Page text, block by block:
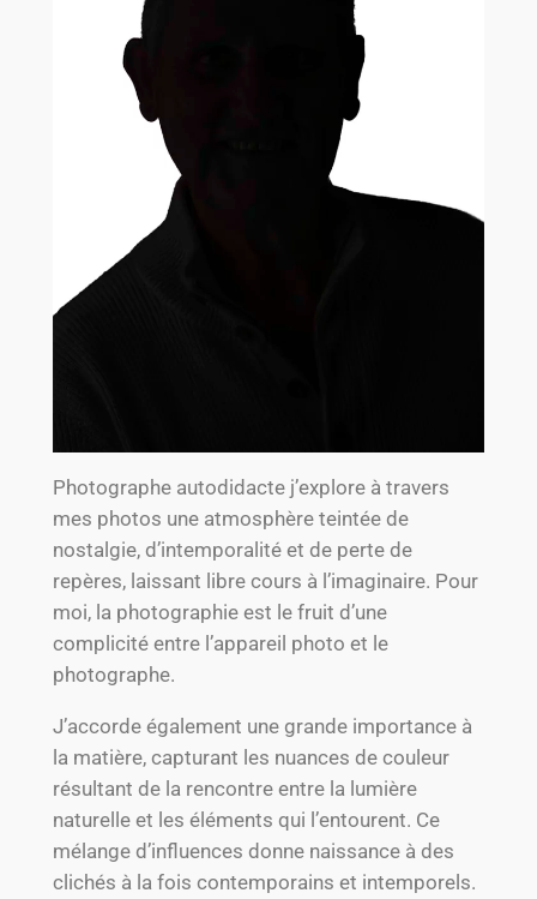
Photographe autodidacte j’explore à travers
mes photos une atmosphère teintée de
nostalgie, d’intemporalité et de perte de
repères, laissant libre cours à l’imaginaire. Pour
moi, la photographie est le fruit d’une
complicité entre l’appareil photo et le
photographe.
J’accorde également une grande importance à
la matière, capturant les nuances de couleur
résultant de la rencontre entre la lumière
naturelle et les éléments qui l’entourent. Ce
mélange d’influences donne naissance à des
clichés à la fois contemporains et intemporels.